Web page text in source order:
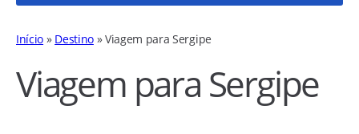
Início » Destino»Viagem para Sergipe
Viagem para Sergipe